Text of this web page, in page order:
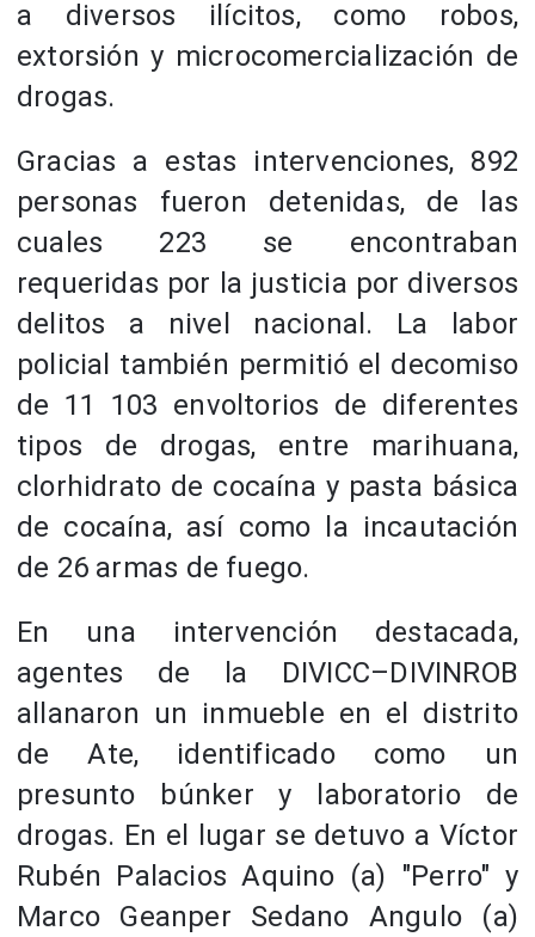
a diversos ilícitos, como robos,
extorsión y microcomercialización de
drogas.
Gracias a estas intervenciones, 892
personas fueron detenidas, de las
cuales 223 se encontraban
requeridas por la justicia por diversos
delitos a nivel nacional. La labor
policial también permitió el decomiso
de 11 103 envoltorios de diferentes
tipos de drogas, entre marihuana,
clorhidrato de cocaína y pasta básica
de cocaína, así como la incautación
de 26 armas de fuego.
En una intervención destacada,
agentes de la DIVICC–DIVINROB
allanaron un inmueble en el distrito
de Ate, identificado como un
presunto búnker y laboratorio de
drogas. En el lugar se detuvo a Víctor
Rubén Palacios Aquino (a) "Perro" y
Marco Geanper Sedano Angulo (a)